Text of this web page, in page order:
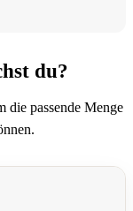
du?
die passende Menge